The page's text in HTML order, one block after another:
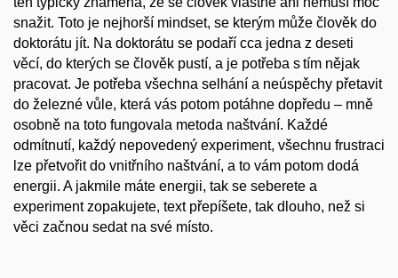
snažit. Toto je nejhorší mindset, se kterým může člověk do
doktorátu jít. Na doktorátu se podaří cca jedna z deseti
věcí, do kterých se člověk pustí, a je potřeba s tím nějak
pracovat. Je potřeba všechna selhání a neúspěchy přetavit
do železné vůle, která vás potom potáhne dopředu – mně
osobně na toto fungovala metoda naštvání. Každé
odmítnutí, každý nepovedený experiment, všechnu frustraci
lze přetvořit do vnitřního naštvání, a to vám potom dodá
energii. A jakmile máte energii, tak se seberete a
experiment zopakujete, text přepíšete, tak dlouho, než si
věci začnou sedat na své místo.